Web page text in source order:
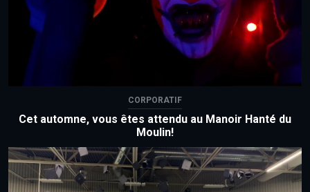
CORPORATIF
Cet automne, vous êtes attendu au Manoir Hanté du
Moulin!